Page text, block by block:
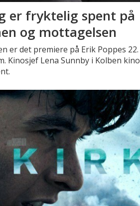
er fryktelig spent på
og mottagelsen
er det premiere på Erik Poppes 22.
Kinosjef Lena Sunnby i Kolben kino